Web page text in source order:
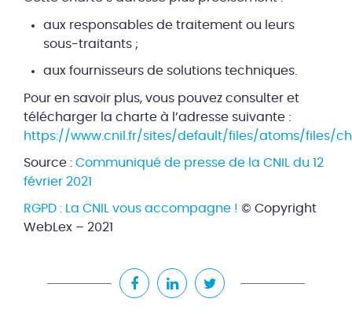
aux responsables de traitement ou leurs
sous-traitants ;
aux fournisseurs de solutions techniques.
Pour en savoir plus, vous pouvez consulter et
télécharger la charte à l’adresse suivante :
https://www.cnil.fr/sites/default/files/atoms/files/
Source : Communiqué de presse de la CNIL du 12
février 2021
RGPD : La CNIL vous accompagne ! © Copyright
WebLex – 2021